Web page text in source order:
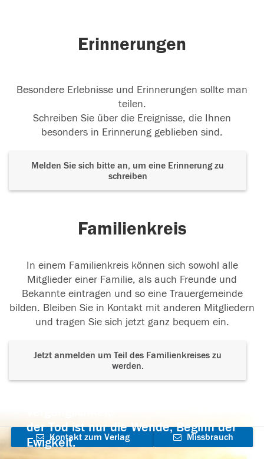
Erinnerungen
Besondere Erlebnisse und Erinnerungen sollte man
teilen.
Schreiben Sie über die Ereignisse, die Ihnen
besonders in Erinnerung geblieben sind.
Melden Sie sich bitte an, um eine Erinnerung zu
schreiben
Familienkreis
In einem Familienkreis können sich sowohl alle
Mitglieder einer Familie, als auch Freunde und
Bekannte eintragen und so eine Trauergemeinde
bilden. Bleiben Sie in Kontakt mit anderen Mitgliedern
und tragen Sie sich jetzt ganz bequem ein.
Jetzt anmelden um Teil des Familienkreises zu
werden.
der Tod ist nur die Wende, Beginn der
Ewigkeit.
Kontakt zum Verlag
Missbrauch